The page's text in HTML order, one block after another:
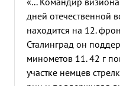
дней отечественной
находится на 12.
Сталинград он
минометов 11. 42 г
участке немцев